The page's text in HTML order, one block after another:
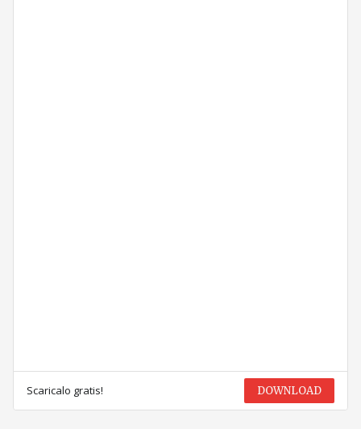
Scaricalo gratis! DOWNLOAD